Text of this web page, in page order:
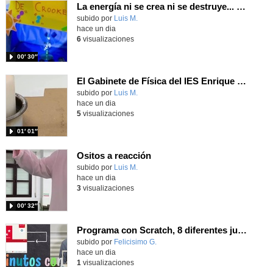
La energía ni se crea ni se destruye... ¡se experimenta! El Tierno en la Feria Madrid es Ciencia 2026
Contenido educativo.
subido por Luis M.
00′ 30″
hace un dia
6visualizaciones
El Gabinete de Física del IES Enrique Tierno Galván de Parla (Curso 25-26)
Contenido educativo.
subido por Luis M.
01′ 01″
hace un dia
5visualizaciones
Ositos a reacción
Contenido educativo.
subido por Luis M.
00′ 32″
hace un dia
3visualizaciones
Programa con Scratch, 8 diferentes juegos para vivir la emoción de los partidos de España en el mundial 2026
Contenido educativo.
subido por Felicisimo G.
hace un dia
1 visualizaciones